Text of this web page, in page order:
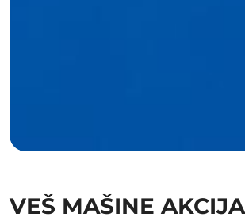
VEŠ MAŠINE AKCIJA